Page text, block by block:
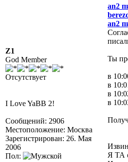
Z1
God Member
Отсутствует
I Love YaBB 2!
Сообщений: 2906
Местоположение: Москва
Зарегистрирован: 26. Мая
2006
Пол:
an2
an2
Ты
в
в
в
в
Я ТА